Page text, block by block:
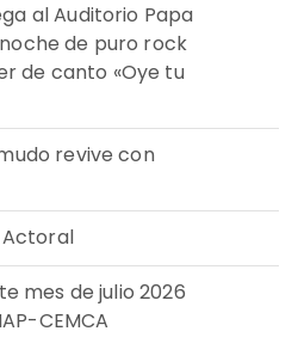
al Auditorio Papa
de puro rock
de canto «Oye tu
revive con
Actoral
mes de julio 2026
CEMCA